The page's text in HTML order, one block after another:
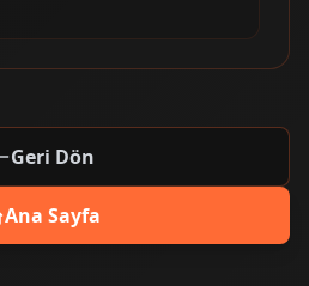
Geri Dön
Ana Sayfa